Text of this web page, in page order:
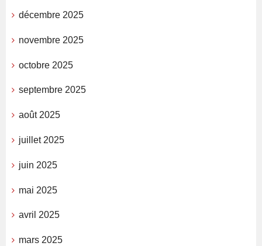
décembre 2025
novembre 2025
octobre 2025
septembre 2025
août 2025
juillet 2025
juin 2025
mai 2025
avril 2025
mars 2025